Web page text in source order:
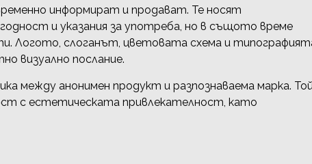
информират и продават. Те носят
и указания за употреба, но в същото време
Логото, слоганът, цветовата схема и
визуално послание.
между анонимен продукт и разпознаваема марка.
с естетическата привлекателност, като